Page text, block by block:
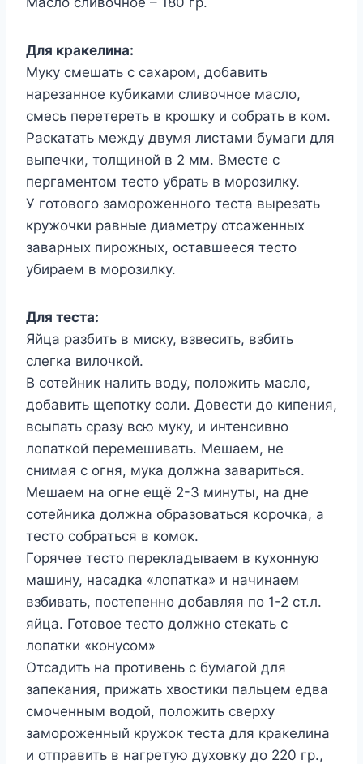
Для кракелина:
Муку смешать с сахаром, добавить
нарезанное кубиками сливочное масло,
смесь перетереть в крошку и собрать в ком.
Раскатать между двумя листами бумаги для
выпечки, толщиной в 2 мм. Вместе с
пергаментом тесто убрать в морозилку.
У готового замороженного теста вырезать
кружочки равные диаметру отсаженных
заварных пирожных, оставшееся тесто
убираем в морозилку.
Для теста:
Яйца разбить в миску, взвесить, взбить
слегка вилочкой.
В сотейник налить воду, положить масло,
добавить щепотку соли. Довести до кипения,
всыпать сразу всю муку, и интенсивно
лопаткой перемешивать. Мешаем, не
снимая с огня, мука должна завариться.
Мешаем на огне ещё 2-3 минуты, на дне
сотейника должна образоваться корочка, а
тесто собраться в комок.
Горячее тесто перекладываем в кухонную
машину, насадка «лопатка» и начинаем
взбивать, постепенно добавляя по 1-2 ст.л.
яйца. Готовое тесто должно стекать с
лопатки «конусом»
Отсадить на противень с бумагой для
запекания, прижать хвостики пальцем едва
смоченным водой, положить сверху
замороженный кружок теста для кракелина
и отправить в нагретую духовку до 220 гр.,